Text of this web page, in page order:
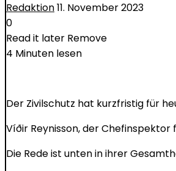
Redaktion11. November 2023
0
Read it later Remove
4 Minuten lesen
Der Zivilschutz hat kurzfristig für
Víðir Reynisson, der
Die Rede ist unten in ihrer